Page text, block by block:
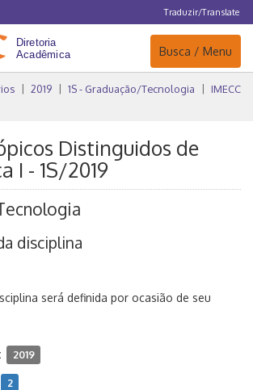
Traduzir/Translate
Navegação
Busca / Menu
2019 1S - Graduação/Tecnologia
IMECC
Distinguidos de
I - 1S/2019
disciplina
será definida por ocasião de seu
2019
2